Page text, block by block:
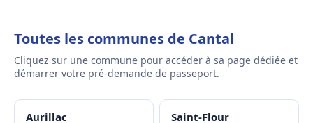
Toutes les communes de Cantal
Cliquez sur une commune pour accéder à sa page dédiée et
démarrer votre pré-demande de passeport.
Aurillac Saint-Flour